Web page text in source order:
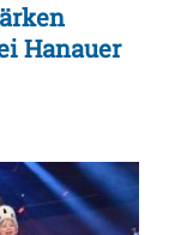
Hanauer